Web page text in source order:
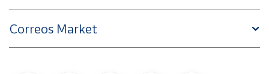
Correos Market